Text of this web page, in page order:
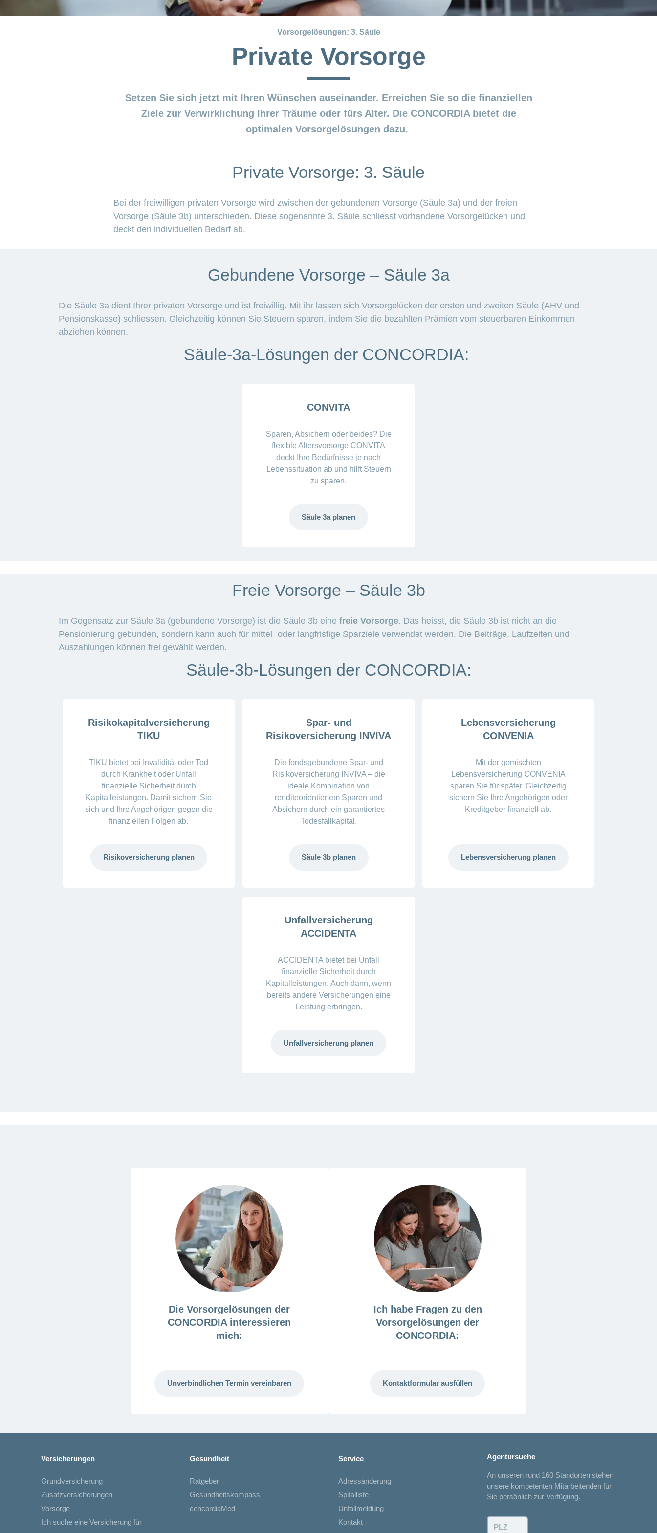
Vorsorgelösungen: 3. Säule
Private Vorsorge
Setzen Sie sich jetzt mit Ihren Wünschen auseinander. Erreichen Sie so die finanziellen
Ziele zur Verwirklichung Ihrer Träume oder fürs Alter. Die CONCORDIA bietet die
optimalen Vorsorgelösungen dazu.
Private Vorsorge: 3. Säule
Bei der freiwilligen privaten Vorsorge wird zwischen der gebundenen Vorsorge (Säule 3a) und der freien
Vorsorge (Säule 3b) unterschieden. Diese sogenannte 3. Säule schliesst vorhandene Vorsorgelücken und
deckt den individuellen Bedarf ab.
Gebundene Vorsorge – Säule 3a
Die Säule 3a dient Ihrer privaten Vorsorge und ist freiwillig. Mit ihr lassen sich Vorsorgelücken der ersten und zweiten Säule (AHV und
Pensionskasse) schliessen. Gleichzeitig können Sie Steuern sparen, indem Sie die bezahlten Prämien vom steuerbaren Einkommen
abziehen können.
Säule-3a-Lösungen der CONCORDIA:
CONVITA
Sparen, Absichern oder beides? Die
flexible Altersvorsorge CONVITA
deckt Ihre Bedürfnisse je nach
Lebenssituation ab und hilft Steuern
zu sparen.
Säule 3a planen
Freie Vorsorge – Säule 3b
Im Gegensatz zur Säule 3a (gebundene Vorsorge) ist die Säule 3b eine freie Vorsorge. Das heisst, die Säule 3b ist nicht an die
Pensionierung gebunden, sondern kann auch für mittel- oder langfristige Sparziele verwendet werden. Die Beiträge, Laufzeiten und
Auszahlungen können frei gewählt werden.
Säule-3b-Lösungen der CONCORDIA:
Risikokapitalversicherung
TIKU
TIKU bietet bei Invalidität oder Tod
durch Krankheit oder Unfall
finanzielle Sicherheit durch
Kapitalleistungen. Damit sichern Sie
sich und Ihre Angehörigen gegen die
finanziellen Folgen ab.
Risikoversicherung planen
Spar- und
Risikoversicherung INVIVA
Die fondsgebundene Spar- und
Risikoversicherung INVIVA – die
ideale Kombination von
renditeorientiertem Sparen und
Absichern durch ein garantiertes
Todesfallkapital.
Säule 3b planen
Lebensversicherung
CONVENIA
Mit der gemischten
Lebensversicherung CONVENIA
sparen Sie für später. Gleichzeitig
sichern Sie Ihre Angehörigen oder
Kreditgeber finanziell ab.
Lebensversicherung planen
Unfallversicherung
ACCIDENTA
ACCIDENTA bietet bei Unfall
finanzielle Sicherheit durch
Kapitalleistungen. Auch dann, wenn
bereits andere Versicherungen eine
Leistung erbringen.
Unfallversicherung planen
Die Vorsorgelösungen der
CONCORDIA interessieren
mich:
Unverbindlichen Termin vereinbaren
Ich habe Fragen zu den
Vorsorgelösungen der
CONCORDIA:
Kontaktformular ausfüllen
Versicherungen
Grundversicherung
Zusatzversicherungen
Vorsorge
Ich suche eine Versicherung für
Gesundheit
Ratgeber
Gesundheitskompass
concordiaMed
Service
Adressänderung
Spitalliste
Unfallmeldung
Kontakt
Agentursuche
An unseren rund 160 Standorten stehen
unsere kompetenten Mitarbeitenden für
Sie persönlich zur Verfügung.
PLZ: